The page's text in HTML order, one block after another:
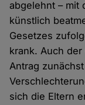
abgelehnt – mit
künstlich
Gesetzes
krank. Auch
Antrag
sich die Eltern